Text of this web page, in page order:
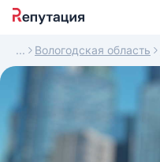
Вологодская область